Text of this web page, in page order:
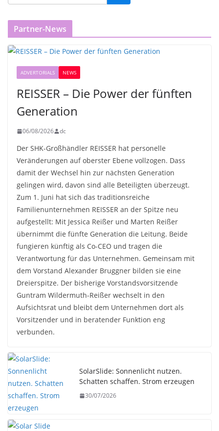
Partner-News
ADVERTORIALS NEWS
REISSER – Die Power der fünften
Generation
06/08/2026 dc
Der SHK-Großhändler REISSER hat personelle
Veränderungen auf oberster Ebene vollzogen. Dass
damit der Wechsel hin zur nächsten Generation
gelingen wird, davon sind alle Beteiligten überzeugt.
Zum 1. Juni hat sich das traditionsreiche
Familienunternehmen REISSER an der Spitze neu
aufgestellt: Mit Jessica Reißer und Marten Reißer
übernimmt die fünfte Generation die Leitung. Beide
fungieren künftig als Co-CEO und tragen die
Verantwortung für das Unternehmen. Gemeinsam mit
dem Vorstand Alexander Bruggner bilden sie eine
Dreierspitze. Der bisherige Vorstandsvorsitzende
Guntram Wildermuth-Reißer wechselt in den
Aufsichtsrat und bleibt dem Unternehmen dort als
Vorsitzender und in beratender Funktion eng
verbunden.
SolarSlide: Sonnenlicht nutzen.
Schatten schaffen. Strom erzeugen
30/07/2026